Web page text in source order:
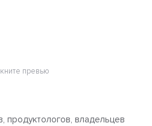
превью
продуктологов, владельцев